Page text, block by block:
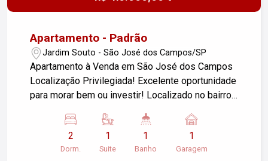
Apartamento - Padrão
Jardim Souto - São José dos Campos/SP
Apartamento à Venda em São José dos Campos
Localização Privilegiada! Excelente oportunidade
para morar bem ou investir! Localizado no bairro
José dos Campos, com fácil acesso à Rodovia
Dutra e próximo a importantes centros como
Embraer, INPE e CTA. Além disso, está a poucos
2
Dorm.
1
Suite
1
Banho
1
Garagem